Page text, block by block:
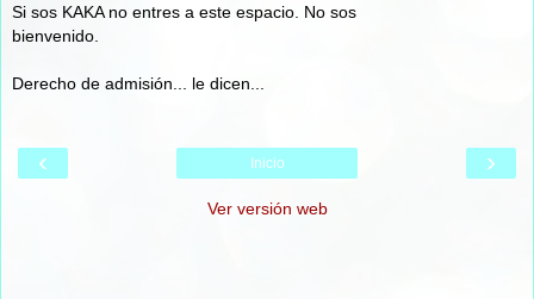
Si sos KAKA no entres a este espacio. No sos
bienvenido.
Derecho de admisión... le dicen...
‹ ›
Inicio
Ver versión web